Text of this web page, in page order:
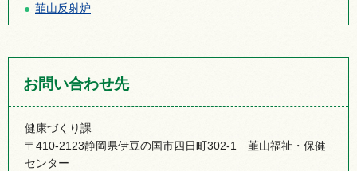
韮山反射炉
お問い合わせ先
健康づくり課
〒410-2123静岡県伊豆の国市四日町302-1 韮山福祉・保健
センター